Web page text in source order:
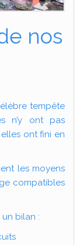
nos
tempête
n’y ont pas
ont fini en
les moyens
compatibles
bilan :